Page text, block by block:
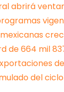
abrirá
de 664 mil
del ciclo